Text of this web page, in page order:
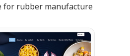
for rubber manufacture